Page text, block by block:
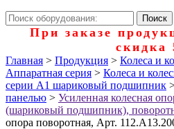
При заказе
скидка
Главная > Продукция > Колеса и
Аппаратная серия > Колеса и
серии А1 шариковый подшипник
панелью > Усиленная колесная
(шариковый подшипник),
опора поворотная, Арт.